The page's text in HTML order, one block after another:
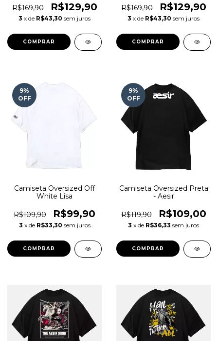
R$169,90 R$129,90
3 x de R$43,30 sem juros
COMPRAR
R$169,90 R$129,90
3 x de R$43,30 sem juros
COMPRAR
9%
OFF
Camiseta Oversized Off
White Lisa
R$109,90 R$99,90
3 x de R$33,30 sem juros
COMPRAR
9%
OFF
Camiseta Oversized Preta
- Aesir
R$119,90 R$109,00
3 x de R$36,33 sem juros
COMPRAR